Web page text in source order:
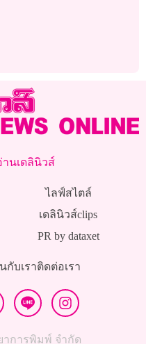
นเดลินิวส์
ไลฟ์สไตล์
เดลินิวส์clips
PR by dataxet
กับเราติดต่อเรา
าการพิมพ์ จำกัด